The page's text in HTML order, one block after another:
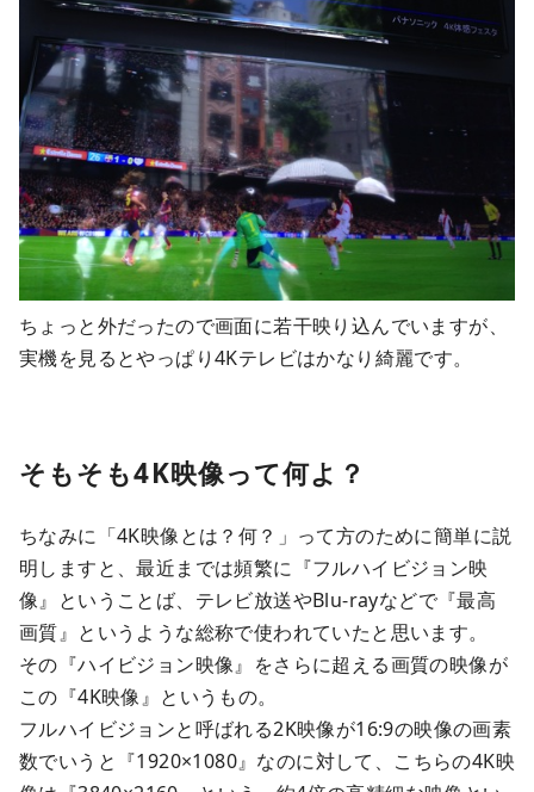
ちょっと外だったので画面に若干映り込んでいますが、
実機を見るとやっぱり4Kテレビはかなり綺麗です。
そもそも4K映像って何よ？
ちなみに「4K映像とは？何？」って方のために簡単に説
明しますと、最近までは頻繁に『フルハイビジョン映
像』ということば、テレビ放送やBlu-rayなどで『最高
画質』というような総称で使われていたと思います。
その『ハイビジョン映像』をさらに超える画質の映像が
この『4K映像』というもの。
フルハイビジョンと呼ばれる2K映像が16:9の映像の画素
数でいうと『1920×1080』なのに対して、こちらの4K映